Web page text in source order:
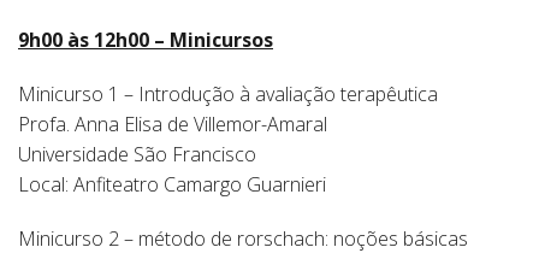
9h00 às 12h00 – Minicursos
Minicurso 1 – Introdução à avaliação terapêutica
Profa. Anna Elisa de Villemor-Amaral
Universidade São Francisco
Local: Anfiteatro Camargo Guarnieri
Minicurso 2 – método de rorschach: noções básicas